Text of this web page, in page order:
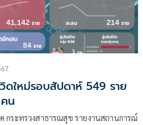
ดใหม่รอบสัปดาห์ 549 ราย
น
กระทรวงสาธารณสุข รายงานสถานการณ์